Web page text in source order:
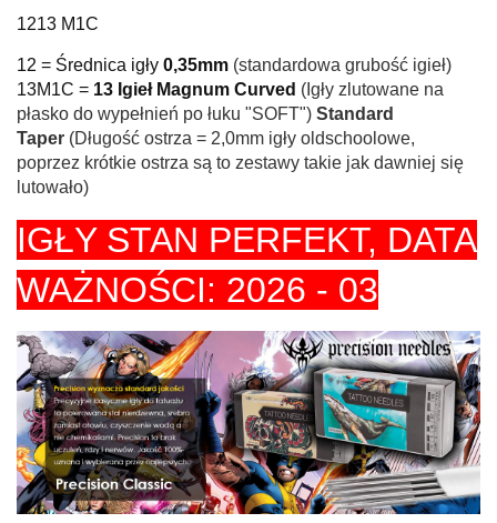
1213 M1C
12 = Średnica igły 0,35mm (standardowa grubość igieł)
13M1C = 13 Igieł Magnum Curved (Igły zlutowane na
płasko do wypełnień po łuku "SOFT") Standard
Taper (Długość ostrza = 2,0mm igły oldschoolowe,
poprzez krótkie ostrza są to zestawy takie jak dawniej się
lutowało)
IGŁY STAN PERFEKT, DATA
WAŻNOŚCI: 2026 - 03